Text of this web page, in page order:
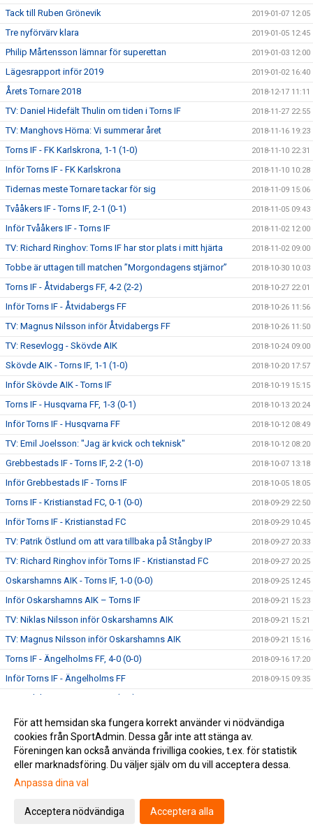
Tack till Ruben Grönevik 2019-01-07 12:05
Tre nyförvärv klara 2019-01-05 12:45
Philip Mårtensson lämnar för superettan 2019-01-03 12:00
Lägesrapport inför 2019 2019-01-02 16:40
Årets Tornare 2018 2018-12-17 11:11
TV: Daniel Hidefält Thulin om tiden i Torns IF 2018-11-27 22:55
TV: Manghovs Hörna: Vi summerar året 2018-11-16 19:23
Torns IF - FK Karlskrona, 1-1 (1-0) 2018-11-10 22:31
Inför Torns IF - FK Karlskrona 2018-11-10 10:28
Tidernas meste Tornare tackar för sig 2018-11-09 15:06
Tvååkers IF - Torns IF, 2-1 (0-1) 2018-11-05 09:43
Inför Tvååkers IF - Torns IF 2018-11-02 12:00
TV: Richard Ringhov: Torns IF har stor plats i mitt hjärta 2018-11-02 09:00
Tobbe är uttagen till matchen ”Morgondagens stjärnor” 2018-10-30 10:03
Torns IF - Åtvidabergs FF, 4-2 (2-2) 2018-10-27 22:01
Inför Torns IF - Åtvidabergs FF 2018-10-26 11:56
TV: Magnus Nilsson inför Åtvidabergs FF 2018-10-26 11:50
TV: Resevlogg - Skövde AIK 2018-10-24 09:00
Skövde AIK - Torns IF, 1-1 (1-0) 2018-10-20 17:57
Inför Skövde AIK - Torns IF 2018-10-19 15:15
Torns IF - Husqvarna FF, 1-3 (0-1) 2018-10-13 20:24
Inför Torns IF - Husqvarna FF 2018-10-12 08:49
TV: Emil Joelsson: "Jag är kvick och teknisk" 2018-10-12 08:20
Grebbestads IF - Torns IF, 2-2 (1-0) 2018-10-07 13:18
Inför Grebbestads IF - Torns IF 2018-10-05 18:05
Torns IF - Kristianstad FC, 0-1 (0-0) 2018-09-29 22:50
Inför Torns IF - Kristianstad FC 2018-09-29 10:45
TV: Patrik Östlund om att vara tillbaka på Stångby IP 2018-09-27 20:33
TV: Richard Ringhov inför Torns IF - Kristianstad FC 2018-09-27 20:25
Oskarshamns AIK - Torns IF, 1-0 (0-0) 2018-09-25 12:45
Inför Oskarshamns AIK – Torns IF 2018-09-21 15:23
TV: Niklas Nilsson inför Oskarshamns AIK 2018-09-21 15:21
TV: Magnus Nilsson inför Oskarshamns AIK 2018-09-21 15:16
Torns IF - Ängelholms FF, 4-0 (0-0) 2018-09-16 17:20
Inför Torns IF - Ängelholms FF 2018-09-15 09:35
Ljungskile SK - Torns IF, 1-1 (0-1)
Inför Ljungskile SK - Torns IF 2018-09-09 11:00
TV: Richard Ringhov inför Ljungskile SK 2018-09-07 20:57
TV: Daniel Hidefält Thulin inför Ljungskile SK
Torns IF - Mjällby AIF, 0-1 (0-1)
TV: Astrit Seljmani utsedd till månadens spelare
För att hemsidan ska fungera korrekt använder vi nödvändiga
cookies från SportAdmin. Dessa går inte att stänga av.
Föreningen kan också använda frivilliga cookies, t.ex. för statistik
eller marknadsföring. Du väljer själv om du vill acceptera dessa.
Anpassa dina val
Acceptera nödvändiga Acceptera alla